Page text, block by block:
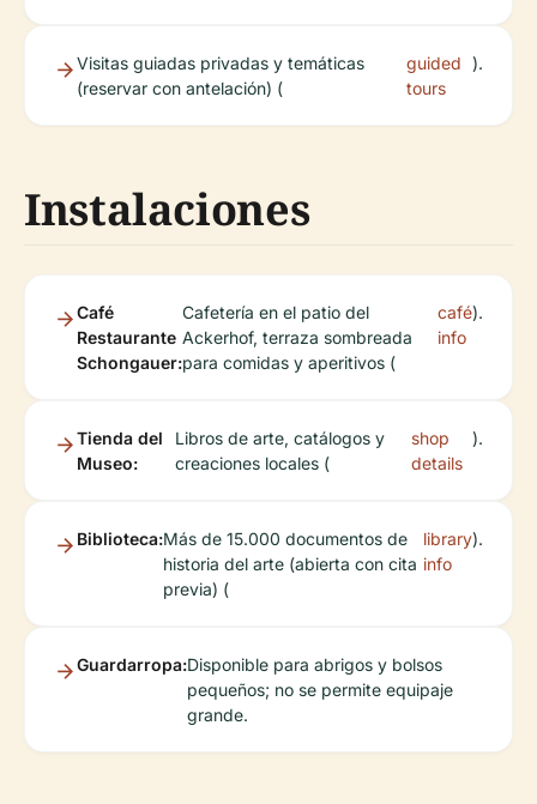
Visitas guiadas privadas y temáticas
(reservar con antelación) (
guided
tours
).
Instalaciones
Café
Restaurante
Schongauer:
Cafetería en el patio del
Ackerhof, terraza sombreada
para comidas y aperitivos (
café
info
).
Tienda del
Museo:
Libros de arte, catálogos y
creaciones locales (
shop
details
).
Biblioteca:Más de 15.000 documentos de
historia del arte (abierta con cita
previa) (
library
info
).
Guardarropa:Disponible para abrigos y bolsos
pequeños; no se permite equipaje
grande.